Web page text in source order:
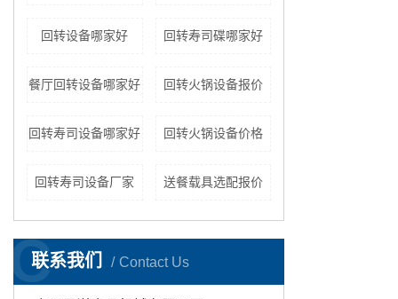
回转设备哪家好 回转寿司碟哪家好
餐厅回转设备哪家好 回转火锅设备报价
回转寿司设备哪家好 回转火锅设备价格
回转寿司设备厂家 送餐载具选配报价
联系我们 Contact Us
C